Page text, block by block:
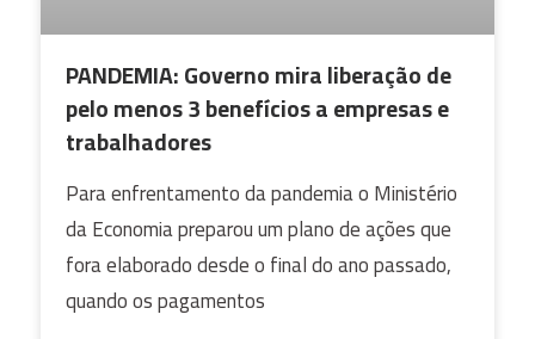
PANDEMIA: Governo mira liberação de
pelo menos 3 benefícios a empresas e
trabalhadores
Para enfrentamento da pandemia o Ministério
da Economia preparou um plano de ações que
fora elaborado desde o final do ano passado,
quando os pagamentos